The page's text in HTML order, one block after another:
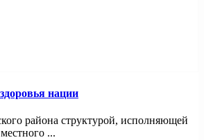
нации
района структурой, исполняющей
...